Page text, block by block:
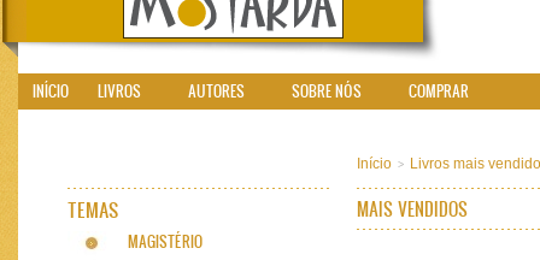
INÍCIO LIVROS AUTORES SOBRE NÓS COMPRAR
TEMAS
MAGISTÉRIO
Início > Livros mais
MAIS VENDIDOS